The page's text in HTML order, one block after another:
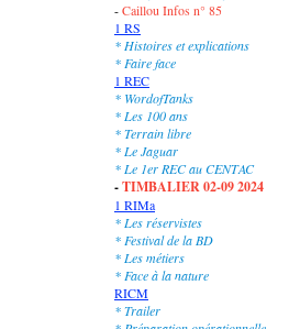
-Caillou Infos n° 85
1 RS
* Histoires et explications
* Faire face
1 REC
* WordofTanks
* Les 100 ans
* Terrain libre
* Le Jaguar
* Le 1er REC au CENTAC
-TIMBALIER 02-09 2024
1 RIMa
* Les réservistes
* Festival de la BD
* Les métiers
* Face à la nature
RICM
* Trailer